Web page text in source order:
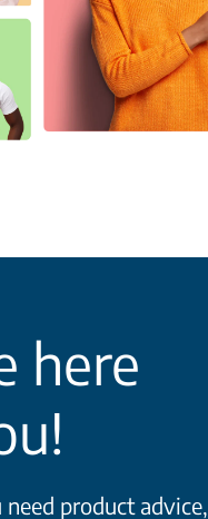
here
product advice,